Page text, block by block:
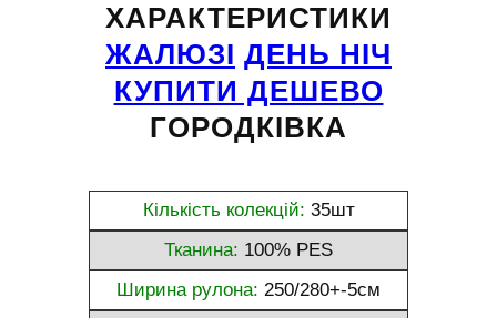
ХАРАКТЕРИСТИКИ
ЖАЛЮЗІ ДЕНЬ НІЧ
КУПИТИ ДЕШЕВО
ГОРОДКІВКА
Кількість колекцій: 35шт
Тканина: 100% PES
Ширина рулона: 250/280+-5см